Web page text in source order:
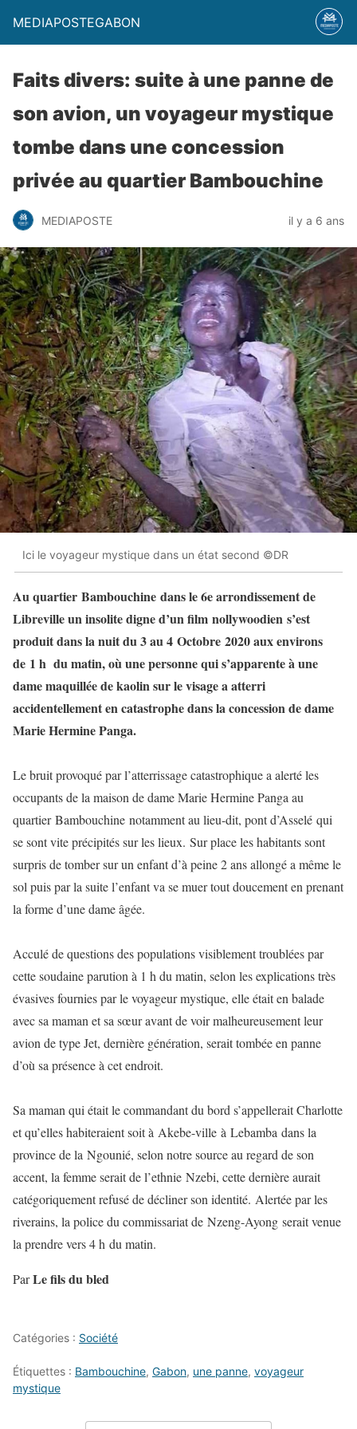
MEDIAPOSTEGABON
Faits divers: suite à une panne de
son avion, un voyageur mystique
tombe dans une concession
privée au quartier Bambouchine
MEDIAPOSTE il y a 6 ans
Ici le voyageur mystique dans un état second ©DR
Au quartier Bambouchine dans le 6e arrondissement de
Libreville un insolite digne d’un film nollywoodien s’est
produit dans la nuit du 3 au 4 Octobre 2020 aux environs
de 1 h du matin, où une personne qui s’apparente à une
dame maquillée de kaolin sur le visage a atterri
accidentellement en catastrophe dans la concession de dame
Marie Hermine Panga.
Le bruit provoqué par l’atterrissage catastrophique a alerté les
occupants de la maison de dame Marie Hermine Panga au
quartier Bambouchine notamment au lieu-dit, pont d’Asselé qui
se sont vite précipités sur les lieux. Sur place les habitants sont
surpris de tomber sur un enfant d’à peine 2 ans allongé a même le
sol puis par la suite l’enfant va se muer tout doucement en prenant
la forme d’une dame âgée.
Acculé de questions des populations visiblement troublées par
cette soudaine parution à 1 h du matin, selon les explications très
évasives fournies par le voyageur mystique, elle était en balade
avec sa maman et sa sœur avant de voir malheureusement leur
avion de type Jet, dernière génération, serait tombée en panne
d’où sa présence à cet endroit.
Sa maman qui était le commandant du bord s’appellerait Charlotte
et qu’elles habiteraient soit à Akebe-ville à Lebamba dans la
province de la Ngounié, selon notre source au regard de son
accent, la femme serait de l’ethnie Nzebi, cette dernière aurait
catégoriquement refusé de décliner son identité. Alertée par les
riverains, la police du commissariat de Nzeng-Ayong serait venue
la prendre vers 4 h du matin.
ParLe fils du bled
Catégories : Société
Étiquettes : Bambouchine, Gabon, une panne, voyageur
mystique